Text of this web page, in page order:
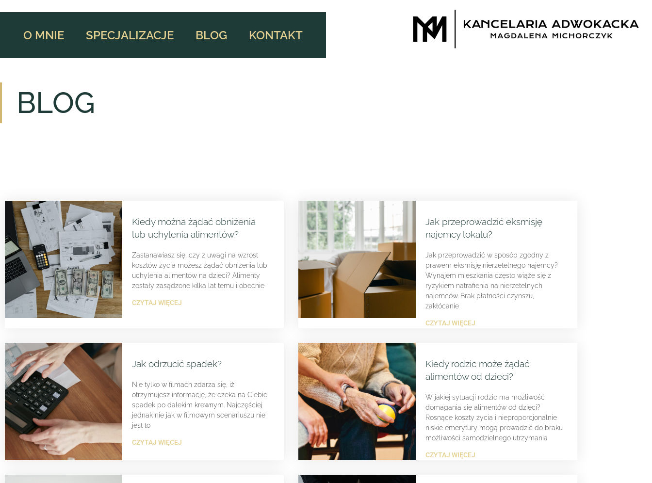
O MNIE SPECJALIZACJE BLOG KONTAKT
BLOG
Kiedy można żądać obniżenia
lub uchylenia alimentów?
Zastanawiasz się, czy z uwagi na wzrost
kosztów życia możesz żądać obniżenia lub
uchylenia alimentów na dzieci? Alimenty
zostały zasądzone kilka lat temu i obecnie
CZYTAJ WIĘCEJ
Jak przeprowadzić eksmisję
najemcy lokalu?
Jak przeprowadzić w sposób zgodny z
prawem eksmisję nierzetelnego najemcy?
Wynajem mieszkania często wiąże się z
ryzykiem natrafienia na nierzetelnych
najemców. Brak płatności czynszu,
zakłócanie
CZYTAJ WIĘCEJ
Jak odrzucić spadek?
Nie tylko w filmach zdarza się, iż
otrzymujesz informację, że czeka na Ciebie
spadek po dalekim krewnym. Najczęściej
jednak nie jak w filmowym scenariuszu nie
jest to
CZYTAJ WIĘCEJ
Kiedy rodzic może żądać
alimentów od dzieci?
W jakiej sytuacji rodzic ma możliwość
domagania się alimentów od dzieci?
Rosnące koszty życia i nieproporcjonalnie
niskie emerytury mogą prowadzić do braku
możliwości samodzielnego utrzymania
CZYTAJ WIĘCEJ